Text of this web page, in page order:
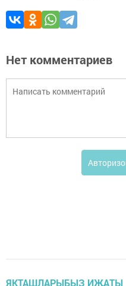
Нет комментариев
ЯКТАШЛАРЫБЫЗ ИҖАТЫ